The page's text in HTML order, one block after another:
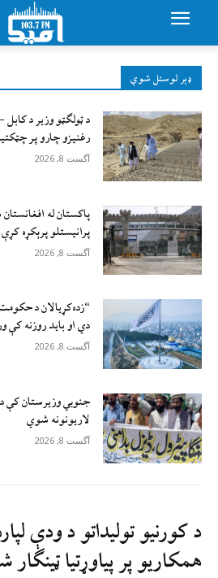
ډېر لوستل شوي
د ټولګټو وزیر د
رغنیزو چارو پر
آگست 8, 2026
پاکستان له
پرانیستلو پرېکړه کړې
آگست 8, 2026
“زده‌کړيالان د
دي او بايد روزنه کې
آگست 8, 2026
جنوبي وزیرستان کې
لاريونونه شوي
آگست 8, 2026
د کورنيو توليداتو د ودې
همکاريو پر پياوړتيا